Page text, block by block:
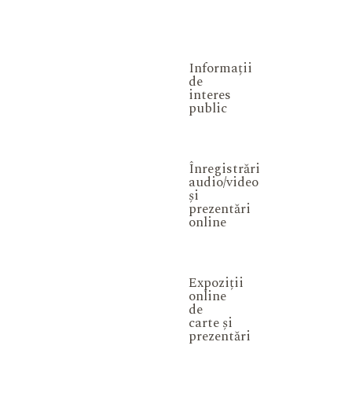
Informații
de
interes
public
Înregistrări
audio/video
și
prezentări
online
Expoziții
online
de
carte și
prezentări